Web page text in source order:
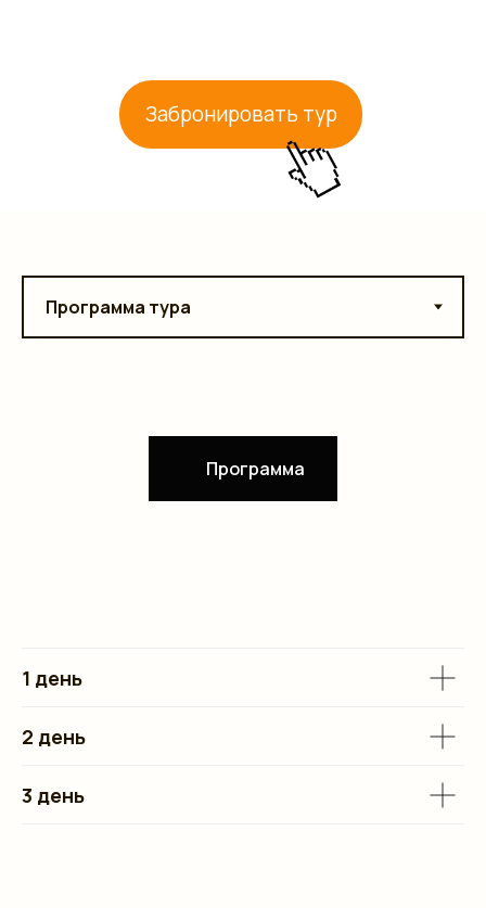
Забронировать тур
Программа
1 день
2 день
3 день